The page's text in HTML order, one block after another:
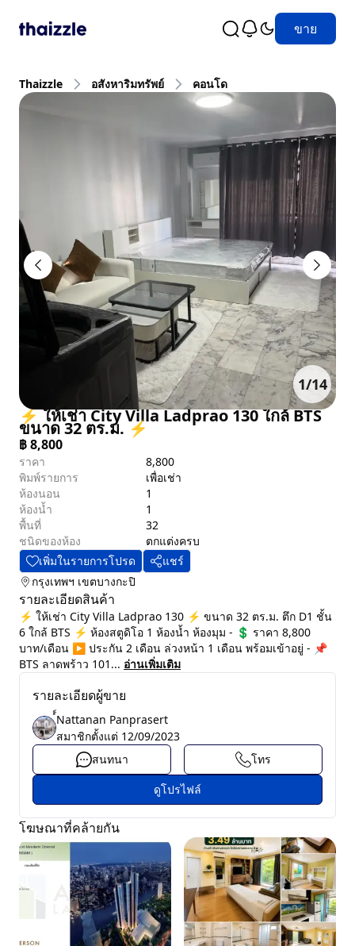
ขาย
Thaizzle อสังหาริมทรัพย์ คอนโด
1/14
⚡ ให้เช่า City Villa Ladprao 130 ใกล้ BTS
ขนาด 32 ตร.ม. ⚡
฿8,800
ราคา
8,800
พิมพ์รายการ
เพื่อเช่า
ห้องนอน
1
ห้องน้ำ
1
พื้นที่
32
ชนิดของห้อง
ตกแต่งครบ
เพิ่มในรายการโปรด
แชร์
กรุงเทพฯ เขตบางกะปิ
รายละเอียดสินค้า
⚡ ให้เช่า City Villa Ladprao 130 ⚡ ขนาด 32 ตร.ม. ตึก D1 ชั้น
6 ใกล้ BTS ⚡ ห้องสตูดิโอ 1 ห้องน้ำ ห้องมุม - 💲 ราคา 8,800
บาท/เดือน ▶️ ประกัน 2 เดือน ล่วงหน้า 1 เดือน พร้อมเข้าอยู่ - 📌
BTS ลาดพร้าว 101... อ่านเพิ่มเติม
รายละเอียดผู้ขาย
์์Nattanan Panprasert
สมาชิกตั้งแต่ 12/09/2023
สนทนา
โทร
ดูโปรไฟล์
โฆษณาที่คล้ายกัน